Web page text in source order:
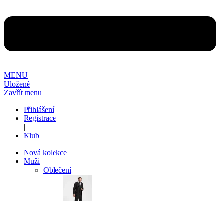
MENU
Uložené
Zavřít menu
Přihlášení
Registrace
|
Klub
Nová kolekce
Muži
Oblečení